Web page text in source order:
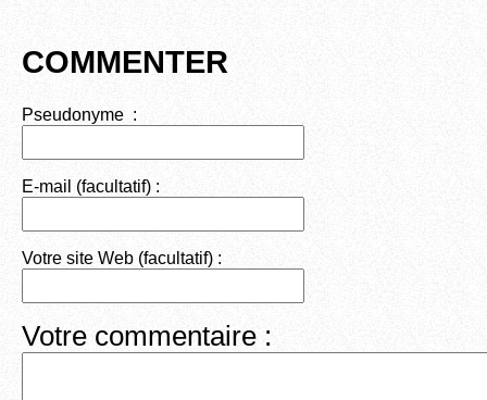
COMMENTER
Pseudonyme :
E-mail (facultatif) :
Votre site Web (facultatif) :
Votre commentaire :